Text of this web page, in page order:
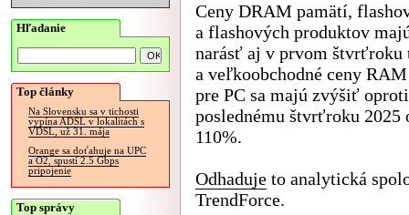
Hľadanie
Top články
Na Slovensku sa v tichosti
vypína ADSL v lokalitách s
VDSL, už 31. mája
Orange sa doťahuje na UPC
a O2, spustí 2.5 Gbps
pripojenie
Top správy
Ceny DRAM pamätí,
a flashových produktov
narásť aj v prvom štvrťroku
a veľkoobchodné ceny
pre PC sa majú zvýšiť oproti
poslednému štvrťroku 2025
110%.
Odhaduje to analytická
TrendForce.